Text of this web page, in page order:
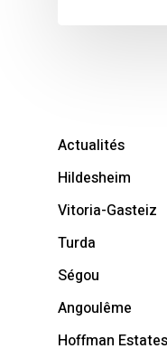
Actualités
Hildesheim
Vitoria-Gasteiz
Turda
Ségou
Angoulême
Hoffman Estates